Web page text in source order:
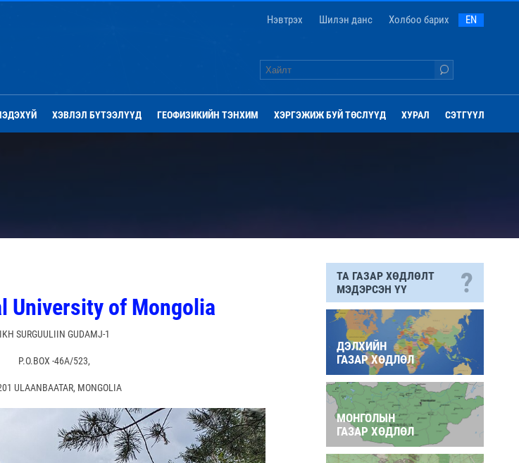
Нэвтрэх Шилэн данс Холбоо барих EN
ХЭВЛЭЛ БҮТЭЭЛҮҮД ГЕОФИЗИКИЙН ТЭНХИМ ХЭРГЭЖИЖ БУЙ ТӨСЛҮҮД ХУРАЛ СЭТГҮҮЛ
University of Mongolia
IKH SURGUULIIN GUDAMJ-1
P.O.BOX -46A/523,
ULAANBAATAR, MONGOLIA
ТА ГАЗАР ХӨДЛӨЛТ
МЭДЭРСЭН ҮҮ
?
ДЭЛХИЙН
ГАЗАР ХӨДЛӨЛ
МОНГОЛЫН
ГАЗАР ХӨДЛӨЛ